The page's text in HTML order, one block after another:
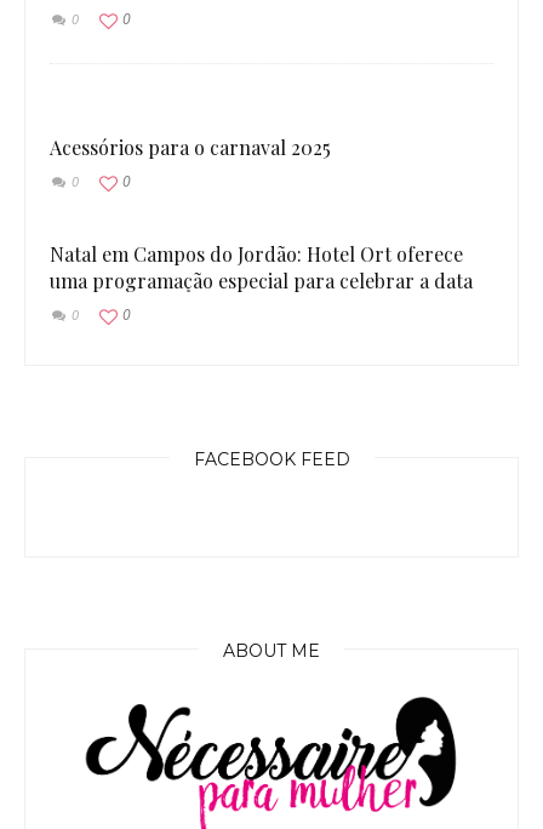
0 0
Acessórios para o carnaval 2025
0 0
Natal em Campos do Jordão: Hotel Ort oferece
uma programação especial para celebrar a data
0 0
FACEBOOK FEED
ABOUT ME